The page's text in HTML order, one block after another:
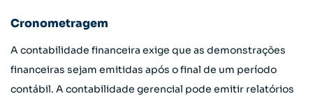
Cronometragem
A contabilidade financeira exige que as demonstrações
financeiras sejam emitidas após o final de um período
contábil. A contabilidade gerencial pode emitir relatórios